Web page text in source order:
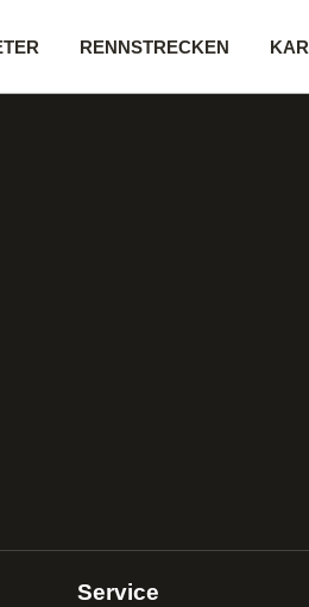
RENNSTRECKEN
Service